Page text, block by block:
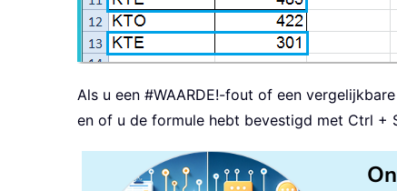
Als u een #WAARDE!-fout of een
en of u de formule hebt bevestigd met Ctrl +